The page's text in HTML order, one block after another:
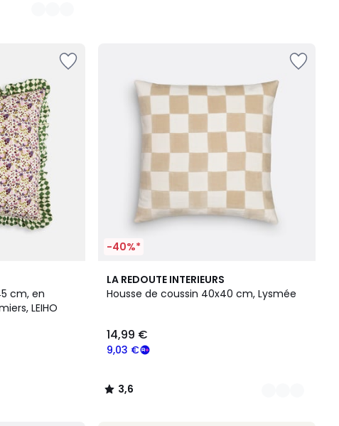
cm, en
LEIHO
-40%*
LA REDOUTE INTERIEURS
Housse de coussin 40x40 cm, Lysmée
9,03 €
14,99 €
3,6
/ 5
3
Couleurs
3,6
/